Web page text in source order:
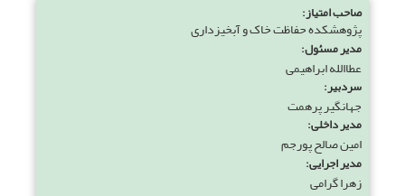
صاحب امتیاز:
پژوهشکده حفاظت خاک و آبخیزداری
مدیر مسئول:
عطاالله ابراهیمی
سردبیر:
جهانگیر پرهمت
مدیر داخلی:
امین صالح پورجم
مدیر اجرایی:
زهرا گرامی